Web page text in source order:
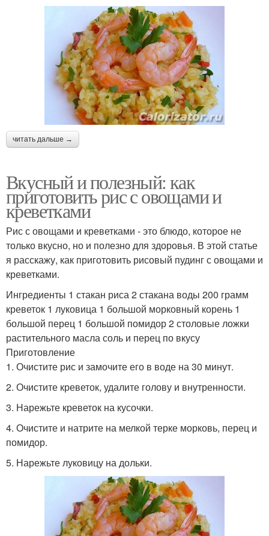
читать дальше →
Вкусный и полезный: как
приготовить рис с овощами и
креветками
Рис с овощами и креветками - это блюдо, которое не
только вкусно, но и полезно для здоровья. В этой статье
я расскажу, как приготовить рисовый пудинг с овощами и
креветками.
Ингредиенты 1 стакан риса 2 стакана воды 200 грамм
креветок 1 луковица 1 большой морковный корень 1
большой перец 1 большой помидор 2 столовые ложки
растительного масла соль и перец по вкусу
Приготовление
1. Очистите рис и замочите его в воде на 30 минут.
2. Очистите креветок, удалите голову и внутренности.
3. Нарежьте креветок на кусочки.
4. Очистите и натрите на мелкой терке морковь, перец и
помидор.
5. Нарежьте луковицу на дольки.